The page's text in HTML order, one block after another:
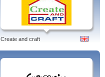
Create and craft